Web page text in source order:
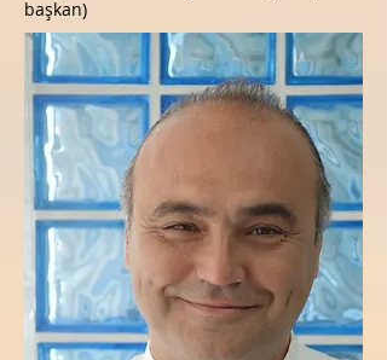
başkan)